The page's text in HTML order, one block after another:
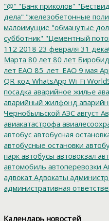
"@" "Банк приколов"
дела" "железобетонные
малоимущие "обманутые
субботник" "Цементный
112 2018 23 февраля 31
Марта 80 лет 80 лет
лет ЕАО 85_лет_ЕАО 9 мая
QR-код WhatsApp Wi-Fi
посадка аварийное жилье
аварийный жилфонд
Чернобыльской АЭС август
авиакатастрофа
автобус автобусная
автобусные остановки
парк автобусы автовокзал
автомобиль автоперевозки
адвокат Адвокаты
административная
Календарь новостей